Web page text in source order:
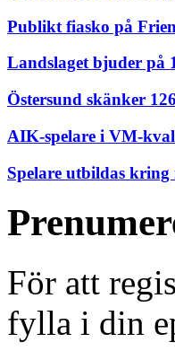
Publikt fiasko på
Landslaget bjuder på
Östersund skänker
AIK-spelare i VM-
Spelare utbildas
För att
fylla i din